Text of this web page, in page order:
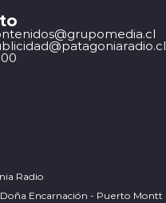
Radio
Encarnación - Puerto Montt